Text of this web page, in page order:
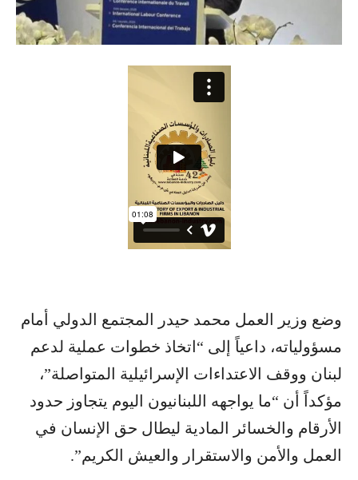
وضع وزير العمل محمد حيدر المجتمع الدولي أمام
مسؤولياته، داعياً إلى “اتخاذ خطوات عملية لدعم
لبنان ووقف الاعتداءات الإسرائيلية المتواصلة”،
مؤكداً أن “ما يواجهه اللبنانيون اليوم يتجاوز حدود
الأرقام والخسائر المادية ليطال حق الإنسان في
العمل والأمن والاستقرار والعيش الكريم”.